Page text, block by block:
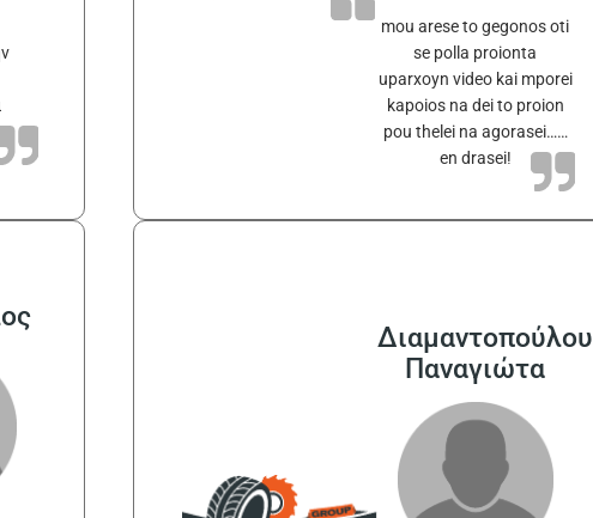
mou arese to gegonos oti
se polla proionta
uparxoyn video kai mporei
kapoios na dei to proion
pou thelei na agorasei……
en drasei!
Διαμαντοπούλου
Παναγιώτα